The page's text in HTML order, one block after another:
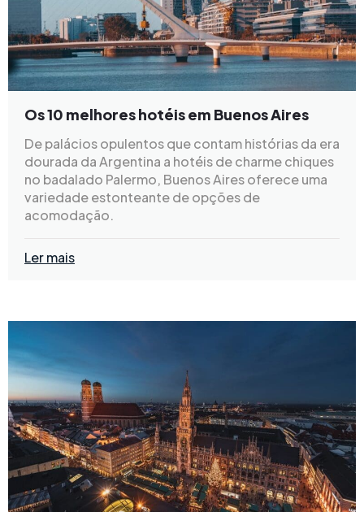
Os 10 melhores hotéis em Buenos Aires
De palácios opulentos que contam histórias da era
dourada da Argentina a hotéis de charme chiques
no badalado Palermo, Buenos Aires oferece uma
variedade estonteante de opções de
acomodação.
Ler mais